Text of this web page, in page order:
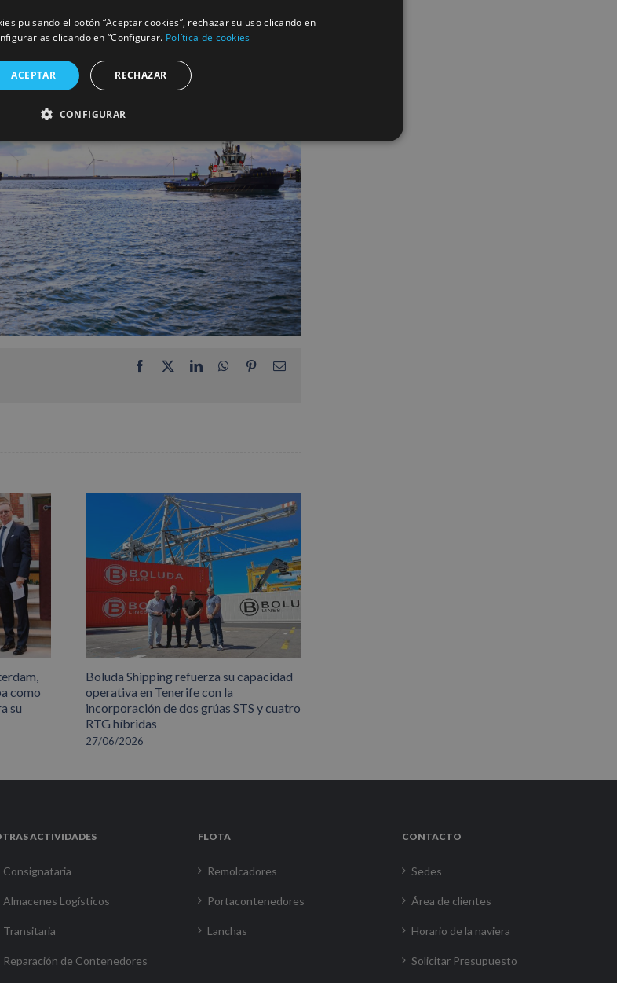
Facebook
X LinkedInWhatsApp
PinterestCorreo
como
su
Boluda Shipping refuerza su capacidad
operativa en Tenerife con la
incorporación de dos grúas STS y cuatro
RTG híbridas
27/06/2026
ACTIVIDADES
Consignataria
Almacenes Logísticos
Transitaria
Reparación de Contenedores
FLOTA
Remolcadores
Portacontenedores
Lanchas
CONTACTO
Sedes
Área de clientes
Horario de la naviera
Solicitar Presupuesto
pulsando el botón “Aceptar cookies”, rechazar su uso clicando en
clicando en “Configurar. Política de cookies
ACEPTAR RECHAZAR
CONFIGURAR